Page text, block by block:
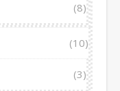
(8)
(10)
(3)